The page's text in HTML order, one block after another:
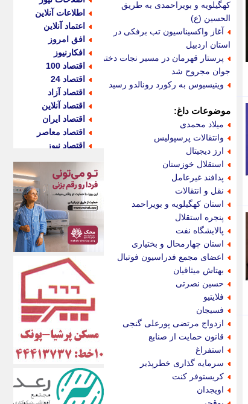
کهگیلویه و بویراحمدی به طریق
الحسین (ع)
آغاز واکسیناسیون تب برفکی در
استان اردبیل
پرستار قهرمان در مسیر نجات دختر
جوان مجروح شد
وینیسیوس به رکورد رونالدو رسید
موضوعات داغ:
میلاد محمدی
وانتقالات پرسپولیس
ارز دیجیتال
استقلال خوزستان
پدافند غیرعامل
نقل و انتقالات
استان کهگیلویه و بویراحمد
پنجره استقلال
پالایشگاه نفت
استان چهارمحال و بختیاری
اعضای مجمع فدراسیون فوتبال
بهتاش میثاقیان
حسین نصرتی
فلایتیو
فسیجان
ازدواج مرتضی پورعلی گنجی
قانون حمایت از صنایع
استفراغ
سرمایه گذاری خطرپذیر
کریستوفر کنت
اویجدان
اطلاعات آنلاین
اعتماد آنلاین
افق امروز
افکارنیوز
اقتصاد 100
اقتصاد 24
اقتصاد آزاد
اقتصاد آنلاین
اقتصاد ایران
اقتصاد معاصر
اقتصاد نیوز
اکوفارس
اکونگار
اکونیوز
الف
انتشار آنلاین
اندیشه قرن
اندیشه معاصر
اندیشه ها
انرژی پرس
ای استخدام
ایتنا
ایراف
ایران آرت
ایران آنلاین
ایران زندگی
ایران فوری
ایرانی روز
ایرانیتال